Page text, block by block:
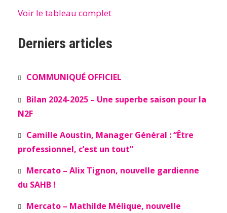
Voir le tableau complet
Derniers articles
COMMUNIQUÉ OFFICIEL
Bilan 2024-2025 – Une superbe saison pour la
N2F
Camille Aoustin, Manager Général : “Être
professionnel, c’est un tout”
Mercato – Alix Tignon, nouvelle gardienne
du SAHB !
Mercato – Mathilde Mélique, nouvelle